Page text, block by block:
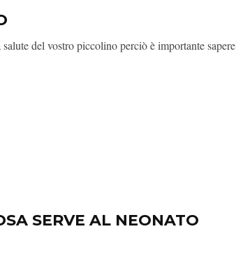
salute del vostro piccolino perciò è importante sapere
SERVE AL NEONATO